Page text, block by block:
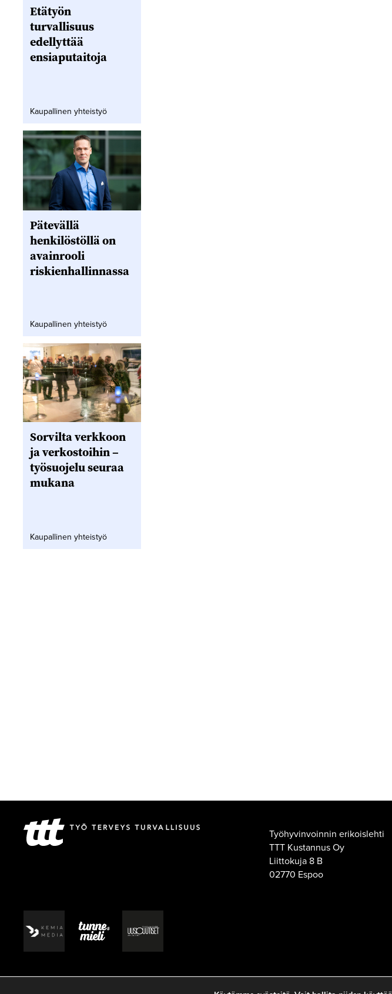
Etätyön
turvallisuus
edellyttää
ensiaputaitoja
Kaupallinen yhteistyö
Pätevällä
henkilöstöllä on
avainrooli
riskienhallinnassa
Kaupallinen yhteistyö
Sorvilta verkkoon
ja verkostoihin –
työsuojelu seuraa
mukana
Kaupallinen yhteistyö
Työhyvinvoinnin erikoislehti
TTT Kustannus Oy
Liittokuja 8 B
02770 Espoo